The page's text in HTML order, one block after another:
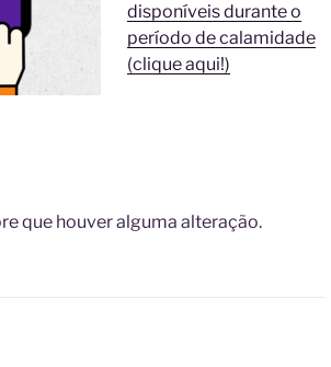
disponíveis durante o
período de calamidade
(clique aqui!)
que houver alguma alteração.